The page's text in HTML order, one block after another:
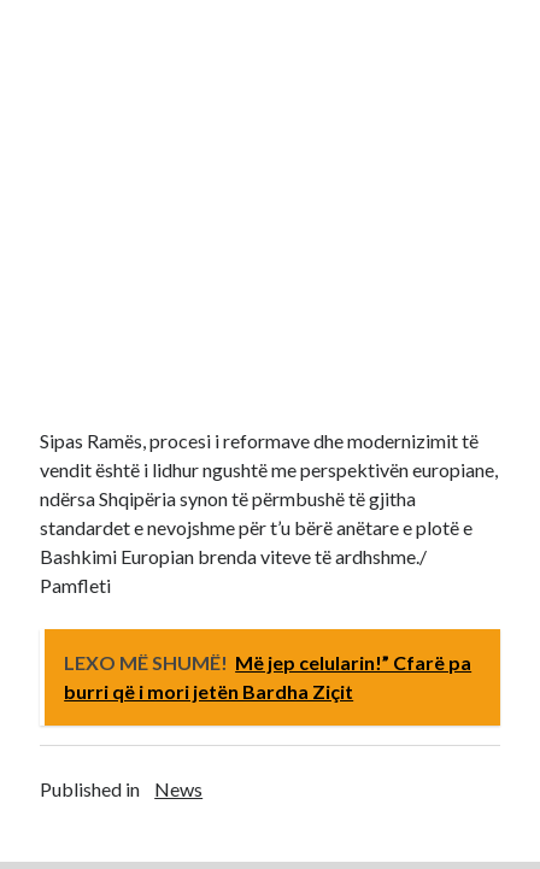
Sipas Ramës, procesi i reformave dhe modernizimit të
vendit është i lidhur ngushtë me perspektivën europiane,
ndërsa Shqipëria synon të përmbushë të gjitha
standardet e nevojshme për t’u bërë anëtare e plotë e
Bashkimi Europian brenda viteve të ardhshme./
Pamfleti
LEXO MË SHUMË! Më jep celularin!” Cfarë pa
burri që i mori jetën Bardha Ziçit
Published in News